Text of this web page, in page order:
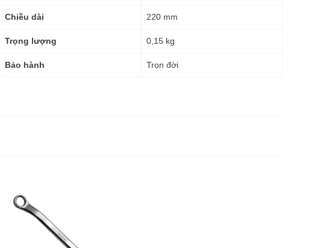
Chiều dài 220 mm
Trọng lượng 0,15 kg
Bảo hành Trọn đời